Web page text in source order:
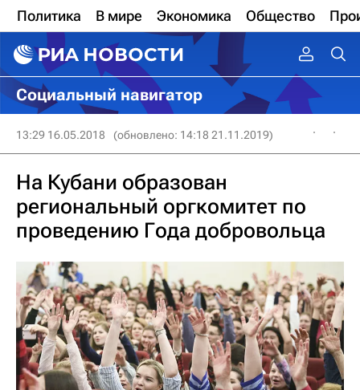
Политика В мире Экономика Общество
Социальный навигатор
13:29 16.05.2018 (обновлено: 14:18 21.11.2019)
На Кубани образован
региональный оргкомитет по
проведению Года добровольца